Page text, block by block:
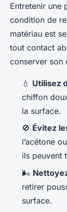
Entretenir une
condition de
matériau est
tout contact
conserver son
💧 Utilisez
chiffon
la surface.
🚫 Évitez
l’acétone
ils peuvent
🌬️
retirer
surface.